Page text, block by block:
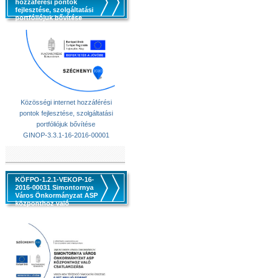
hozzáférési pontok
fejlesztése, szolgáltatási
portfóliójuk bővítése
Közösségi internet hozzáférési
pontok fejlesztése, szolgáltatási
portfóliójuk bővítése
GINOP-3.3.1-16-2016-00001
KÖFPO-1.2.1-VEKOP-16-
2016-00031 Simontornya
Város Önkormányzat ASP
központhoz való